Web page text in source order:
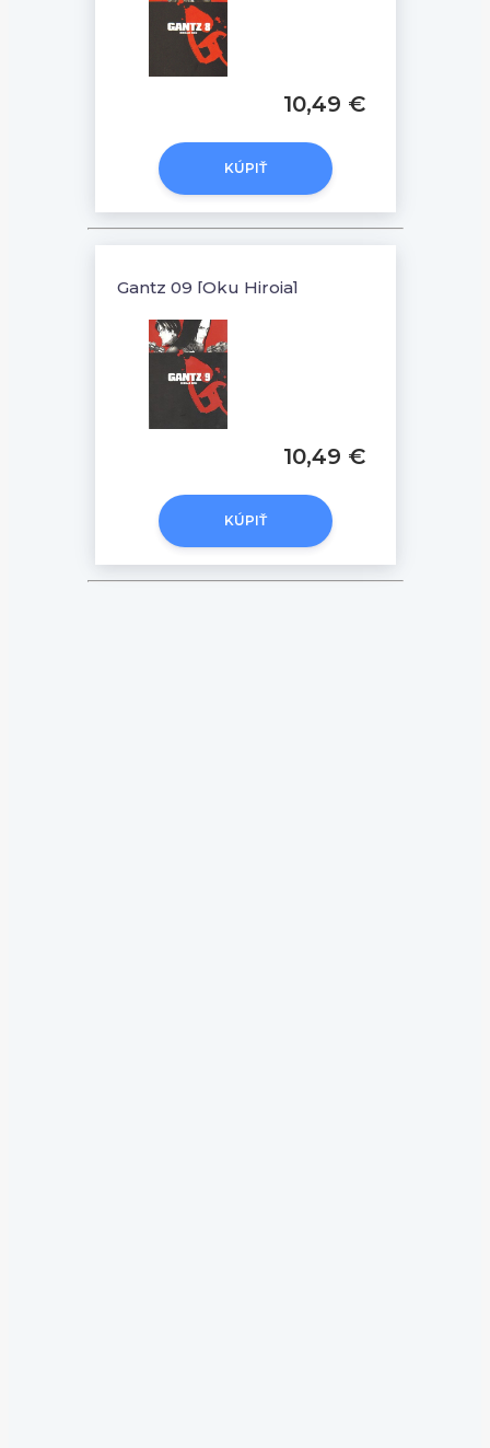
10,49 €
KÚPIŤ
Gantz 09 [Oku Hiroja]
10,49 €
KÚPIŤ